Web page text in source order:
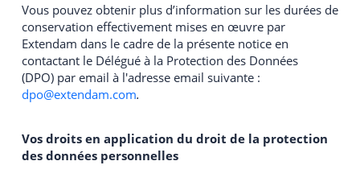
Vous pouvez obtenir plus d’information sur les durées de
conservation effectivement mises en œuvre par
Extendam dans le cadre de la présente notice en
contactant le Délégué à la Protection des Données
(DPO) par email à l'adresse email suivante :
dpo@extendam.com.
Vos droits en application du droit de la protection
des données personnelles